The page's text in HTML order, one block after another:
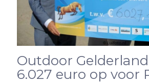
Outdoor
6.027 euro op voor